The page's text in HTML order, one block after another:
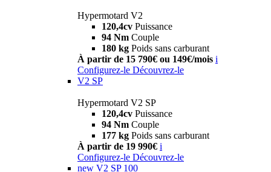
Hypermotard V2
120,4cv Puissance
94 Nm Couple
180 kg Poids sans carburant
À partir de 15 790€ ou 149€/mois i
Configurez-le Découvrez-le
V2 SP
Hypermotard V2 SP
120,4cv Puissance
94 Nm Couple
177 kg Poids sans carburant
À partir de 19 990€ i
Configurez-le Découvrez-le
new V2 SP 100